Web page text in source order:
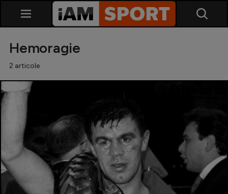
SuperLiga
Liga 2
Cupa României
Echipa Națională
Hemoragie
2 articole